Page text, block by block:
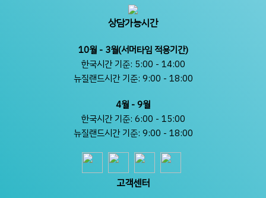
상담가능시간
10월 - 3월(서머타임 적용기간)
한국시간 기준: 5:00 - 14:00
뉴질랜드시간 기준: 9:00 - 18:00
4월 - 9월
한국시간 기준: 6:00 - 15:00
뉴질랜드시간 기준: 9:00 - 18:00
고객센터